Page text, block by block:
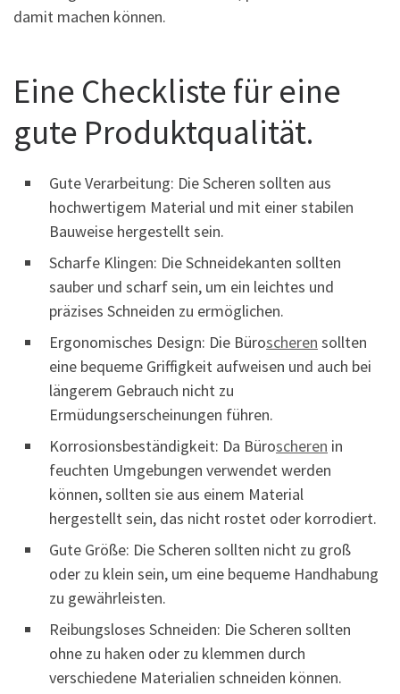
damit machen können.
Eine Checkliste für eine
gute Produktqualität.
Gute Verarbeitung: Die Scheren sollten aus
hochwertigem Material und mit einer stabilen
Bauweise hergestellt sein.
Scharfe Klingen: Die Schneidekanten sollten
sauber und scharf sein, um ein leichtes und
präzises Schneiden zu ermöglichen.
Ergonomisches Design: Die Büroscheren sollten
eine bequeme Griffigkeit aufweisen und auch bei
längerem Gebrauch nicht zu
Ermüdungserscheinungen führen.
Korrosionsbeständigkeit: Da Büroscheren in
feuchten Umgebungen verwendet werden
können, sollten sie aus einem Material
hergestellt sein, das nicht rostet oder korrodiert.
Gute Größe: Die Scheren sollten nicht zu groß
oder zu klein sein, um eine bequeme Handhabung
zu gewährleisten.
Reibungsloses Schneiden: Die Scheren sollten
ohne zu haken oder zu klemmen durch
verschiedene Materialien schneiden können.